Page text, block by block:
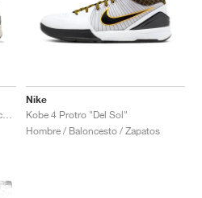
Kobe 4 Protro x Undefeated "Black Mamba"
Nike
Kobe 4 Protro "Del Sol"
Hombre / Baloncesto / Zapatos